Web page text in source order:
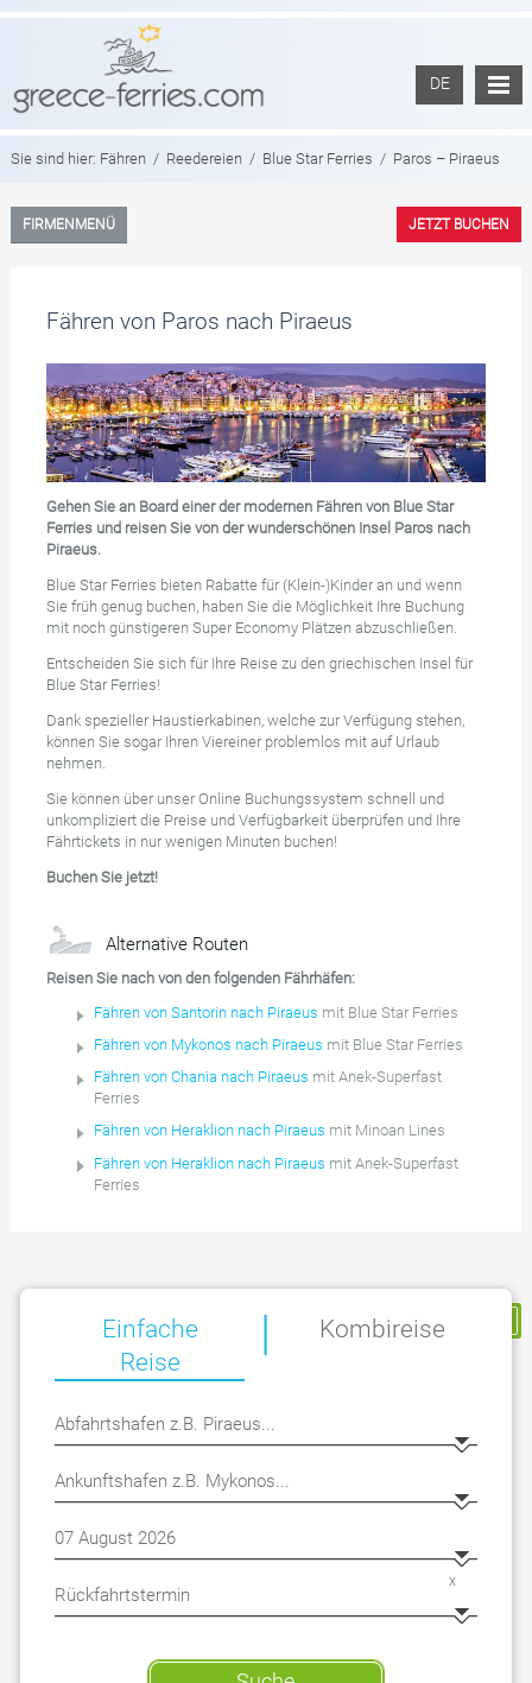
DE
Sie sind hier: Fähren / Reedereien / Blue Star Ferries / Paros – Piraeus
FIRMENMENÜ JETZT BUCHEN
Fähren von Paros nach Piraeus
Gehen Sie an Board einer der modernen Fähren von Blue Star
Ferries und reisen Sie von der wunderschönen Insel Paros nach
Piraeus.
Blue Star Ferries bieten Rabatte für (Klein-)Kinder an und wenn
Sie früh genug buchen, haben Sie die Möglichkeit Ihre Buchung
mit noch günstigeren Super Economy Plätzen abzuschließen.
Entscheiden Sie sich für Ihre Reise zu den griechischen Insel für
Blue Star Ferries!
Dank spezieller Haustierkabinen, welche zur Verfügung stehen,
können Sie sogar Ihren Viereiner problemlos mit auf Urlaub
nehmen.
Sie können über unser Online Buchungssystem schnell und
unkompliziert die Preise und Verfügbarkeit überprüfen und Ihre
Fährtickets in nur wenigen Minuten buchen!
Buchen Sie jetzt!
Alternative Routen
Reisen Sie nach von den folgenden Fährhäfen:
Fähren von Santorin nach Piraeus mit Blue Star Ferries
Fähren von Mykonos nach Piraeus mit Blue Star Ferries
Fähren von Chania nach Piraeus mit Anek-Superfast
Ferries
Fähren von Heraklion nach Piraeus mit Minoan Lines
Fähren von Heraklion nach Piraeus mit Anek-Superfast
Ferries
Meine Reservierung
Einfache
Reise
x
| Kombireise